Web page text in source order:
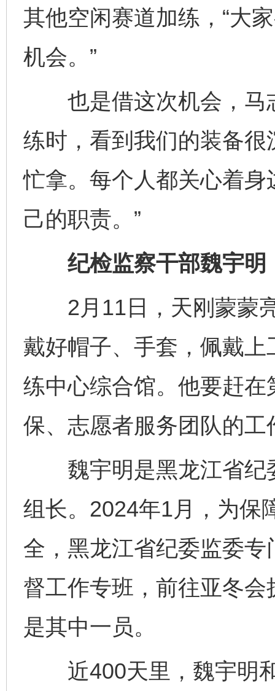
其他空闲赛道加练，“大
机会。”
也是借这次机会，马志
练时，看到我们的装备
忙拿。每个人都关心着
己的职责。”
纪检监察干部魏宇明
2月11日，天刚蒙蒙亮
戴好帽子、手套，佩戴
练中心综合馆。他要赶
保、志愿者服务团队的
魏宇明是黑龙江省纪
组长。2024年1月，为保
全，黑龙江省纪委监委
督工作专班，前往亚冬
是其中一员。
近400天里，魏宇明和